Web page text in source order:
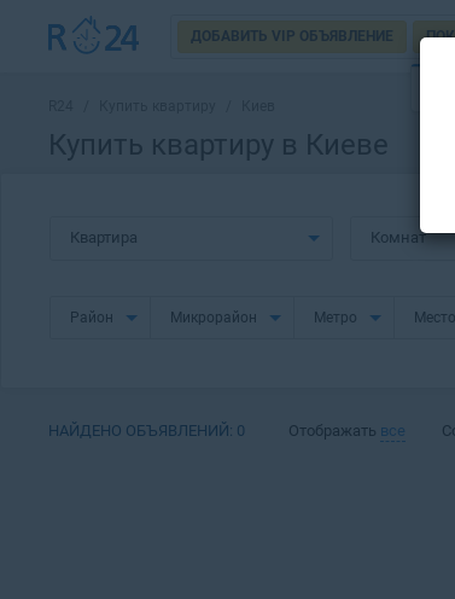
ДОБАВИТЬ VIP ОБЪЯВЛЕНИЕ
Купить квартиру в Киеве
Квартира Комнат
Район Микрорайон Метро Место
НАЙДЕНО ОБЪЯВЛЕНИЙ: 0 Отображать все